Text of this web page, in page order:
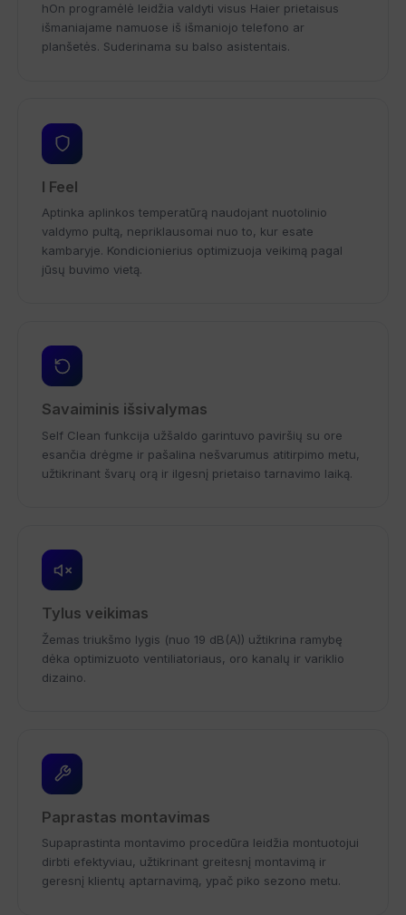
hOn programėlė leidžia valdyti visus Haier prietaisus
išmaniajame namuose iš išmaniojo telefono ar
planšetės. Suderinama su balso asistentais.
I Feel
Aptinka aplinkos temperatūrą naudojant nuotolinio
valdymo pultą, nepriklausomai nuo to, kur esate
kambaryje. Kondicionierius optimizuoja veikimą pagal
jūsų buvimo vietą.
Savaiminis išsivalymas
Self Clean funkcija užšaldo garintuvo paviršių su ore
esančia drėgme ir pašalina nešvarumus atitirpimo metu,
užtikrinant švarų orą ir ilgesnį prietaiso tarnavimo laiką.
Tylus veikimas
Žemas triukšmo lygis (nuo 19 dB(A)) užtikrina ramybę
dėka optimizuoto ventiliatoriaus, oro kanalų ir variklio
dizaino.
Paprastas montavimas
Supaprastinta montavimo procedūra leidžia montuotojui
dirbti efektyviau, užtikrinant greitesnį montavimą ir
geresnį klientų aptarnavimą, ypač piko sezono metu.